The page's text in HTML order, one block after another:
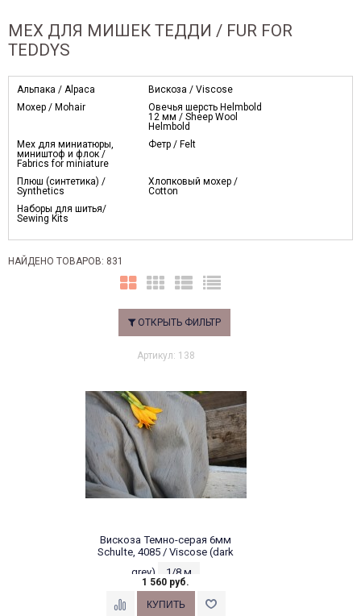
МЕХ ДЛЯ МИШЕК ТЕДДИ / FUR FOR
TEDDYS
Альпака / Alpaca
Вискоза / Viscose
Моxер / Mohair
Овечья шерсть Helmbold
12 мм / Sheep Wool
Helmbold
Мех для миниатюры,
миништоф и флок /
Fabrics for miniature
Фетр / Felt
Плюш (синтетика) /
Synthetics
Хлопковый мохер /
Cotton
Наборы для шитья/
Sewing Kits
НАЙДЕНО ТОВАРОВ: 831
ОТКРЫТЬ ФИЛЬТР
Артикул: 138
Вискоза Темно-серая 6мм
Schulte, 4085 / Viscose (dark
grey)
1/8 м
1 560 руб.